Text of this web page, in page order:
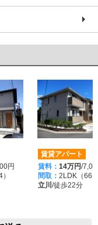
円
賃貸アパート
賃料： 14万円/
間取： 2LDK（
立川 /徒歩22分